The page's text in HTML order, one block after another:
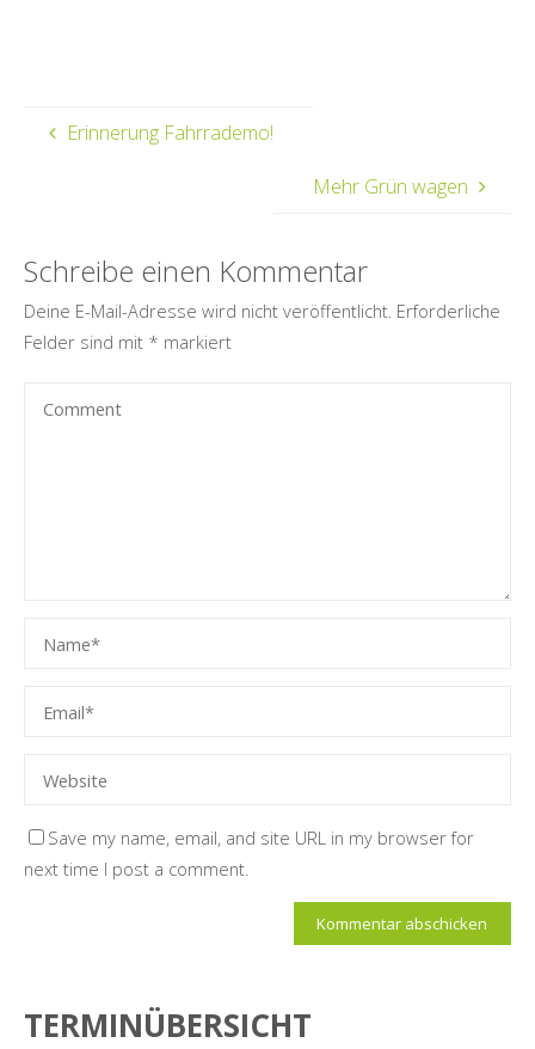
Erinnerung Fahrrademo!
Mehr Grün wagen
Schreibe einen Kommentar
Deine E-Mail-Adresse wird nicht veröffentlicht. Erforderliche
Felder sind mit * markiert
Save my name, email, and site URL in my browser for
next time I post a comment.
TERMINÜBERSICHT